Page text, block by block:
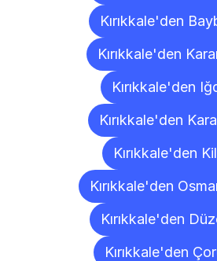
Kırıkkale'den
Kırıkkale'den
Kırıkkale'den
Kırıkkale'den
Kırıkkale'den
Kırıkkale'den
Kırıkkale'den
Kırıkkale'den